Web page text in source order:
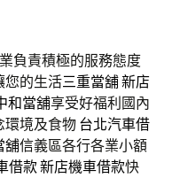
負責積極的服務態度
您的生活三重當舖新店
和當舖享受好福利國內
環境及食物 台北汽車借
舖信義區各行各業小額
借款新店機車借款快